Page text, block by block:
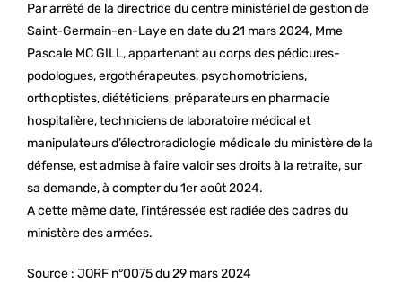
Par arrêté de la directrice du centre ministériel de gestion de
Saint-Germain-en-Laye en date du 21 mars 2024, Mme
Pascale MC GILL, appartenant au corps des pédicures-
podologues, ergothérapeutes, psychomotriciens,
orthoptistes, diététiciens, préparateurs en pharmacie
hospitalière, techniciens de laboratoire médical et
manipulateurs d’électroradiologie médicale du ministère de la
défense, est admise à faire valoir ses droits à la retraite, sur
sa demande, à compter du 1er août 2024.
A cette même date, l’intéressée est radiée des cadres du
ministère des armées.
Source : JORF n°0075 du 29 mars 2024